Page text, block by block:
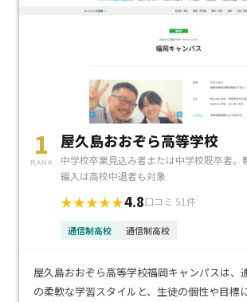
1
RANK
屋久島おおぞら高等学校
中学校卒業見込み者または中学校既卒者。
編入は高校中退者も対象
★★★★★4.8口コミ 51件
通信制高校 通信制高校
屋久島おおぞら高等学校福岡キャンパスは、
の柔軟な学習スタイルと、生徒の個性や目標